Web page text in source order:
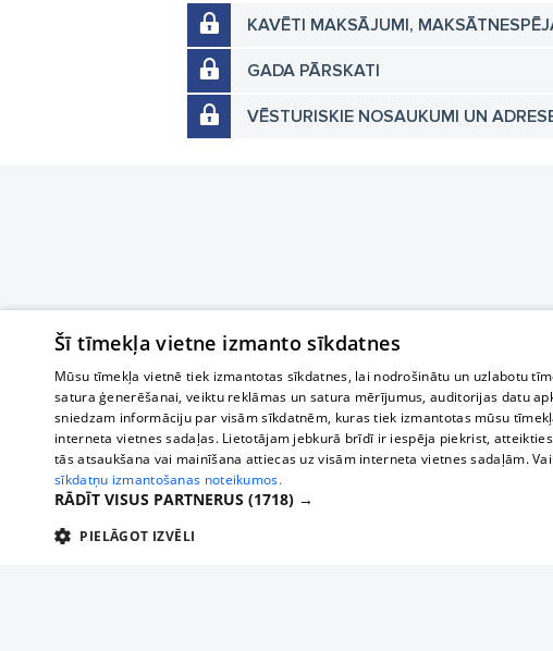
KAVĒTI MAKSĀJUMI,
GADA PĀRSKATI
VĒSTURISKIE NOSAUKUMI UN
Šī tīmekļa vietne izmanto sīkdatnes
Mūsu tīmekļa vietnē tiek izmantotas sīkdatnes, lai nodrošinātu un uzlabotu
satura ģenerēšanai, veiktu reklāmas un satura mērījumus, auditorijas datu
sniedzam informāciju par visām sīkdatnēm, kuras tiek izmantotas mūsu
interneta vietnes sadaļas. Lietotājam jebkurā brīdī ir iespēja piekrist,
tās atsaukšana vai mainīšana attiecas uz visām interneta vietnes sadaļām.
sīkdatņu izmantošanas noteikumos.
RĀDĪT VISUS PARTNERUS (1718) →
PIELĀGOT IZVĒLI